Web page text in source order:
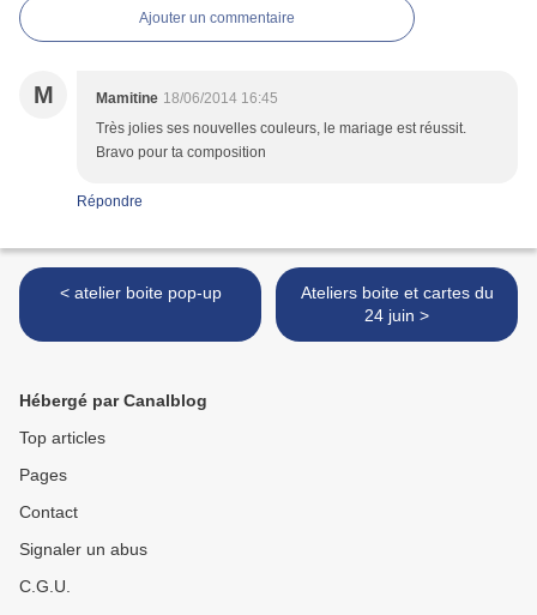
Ajouter un commentaire
M Mamitine 18/06/2014 16:45
Très jolies ses nouvelles couleurs, le mariage est réussit.
Bravo pour ta composition
Répondre
< atelier boite pop-up
Ateliers boite et cartes du
24 juin >
Hébergé par Canalblog
Top articles
Pages
Contact
Signaler un abus
C.G.U.